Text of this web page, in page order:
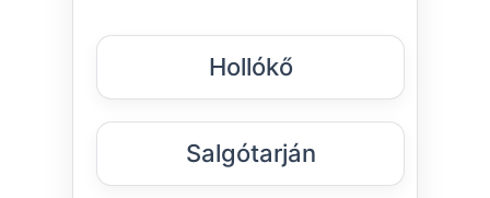
Hollókő
Salgótarján